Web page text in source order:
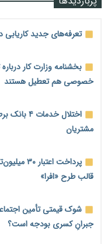
رشد ۷۵ هزار
احتمال اختلال ۲۴ ساعته در سامانه‌های تأمین اجتماعی
آغاز اجرای پایلوت «ردا
محدودیت تازه برای
کنترل تورم
سایپا و پارس‌خودرو
تعرفه‌های جدید کاریابی در سال
بخشنامه وزارت کار
خصوصی هم تعطیل هستند
اختلال
مشتریان
پرداخت
قالب طرح «افرا»
شوک قیمتی تأمین
جبرانِ کسری بودجه است؟